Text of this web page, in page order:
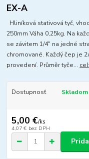
EX-A
Hliníková stativová tyč,
250mm Váha 0,25kg. Na
se závitem 1/4" na jedné
chromované. Každý čep je
provedení. Průměr tyče...
Dostupnosť Skladom
5,00 €/ks
4,07 € bez DPH